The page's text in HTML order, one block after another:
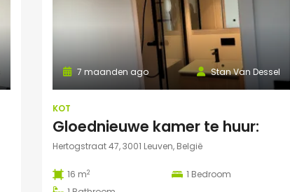
Stan Van Dessel
7 maanden ago
KOT
Gloednieuwe kamer te huur:
Hertogstraat 47, 3001 Leuven, België
16 m2 1 Bedroom